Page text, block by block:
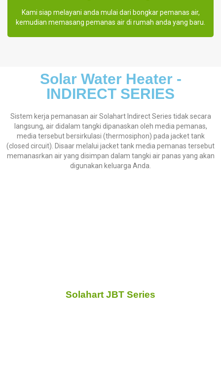
Kami siap melayani anda mulai dari bongkar pemanas air,
kemudian memasang pemanas air di rumah anda yang baru.
Solar Water Heater -
INDIRECT SERIES
Sistem kerja pemanasan air Solahart Indirect Series tidak secara
langsung, air didalam tangki dipanaskan oleh media pemanas,
media tersebut bersirkulasi (thermosiphon) pada jacket tank
(closed circuit). Disaar melalui jacket tank media pemanas tersebut
memanasrkan air yang disimpan dalam tangki air panas yang akan
digunakan keluarga Anda.
Solahart JBT Series